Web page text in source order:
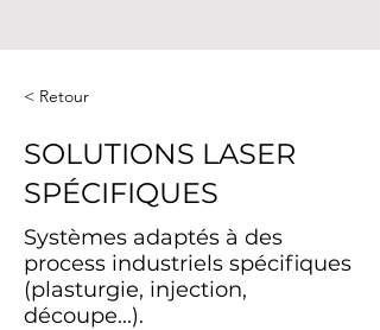
< Retour
SOLUTIONS LASER
SPÉCIFIQUES
Systèmes adaptés à des
process industriels spécifiques
(plasturgie, injection,
découpe...).